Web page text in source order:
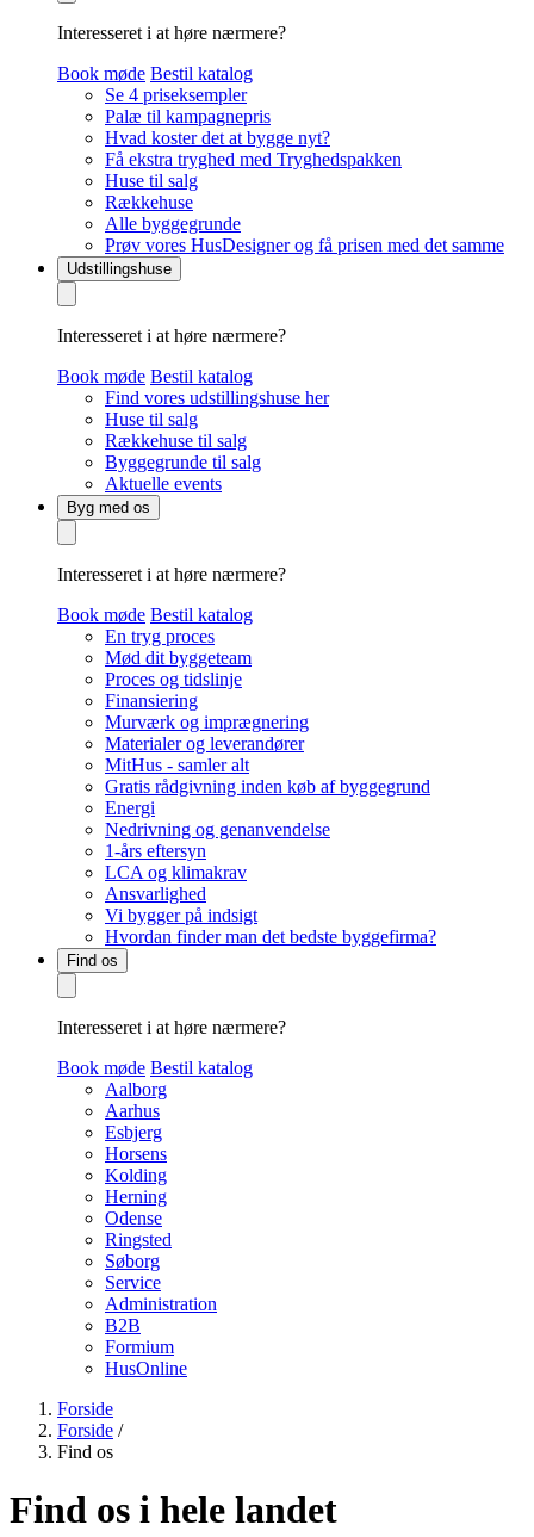
Interesseret i at høre nærmere?
Book møde Bestil katalog
Se 4 priseksempler
Palæ til kampagnepris
Hvad koster det at bygge nyt?
Få ekstra tryghed med Tryghedspakken
Huse til salg
Rækkehuse
Alle byggegrunde
Prøv vores HusDesigner og få prisen med det samme
Udstillingshuse
Interesseret i at høre nærmere?
Book møde Bestil katalog
Find vores udstillingshuse her
Huse til salg
Rækkehuse til salg
Byggegrunde til salg
Aktuelle events
Byg med os
Interesseret i at høre nærmere?
Book møde Bestil katalog
En tryg proces
Mød dit byggeteam
Proces og tidslinje
Finansiering
Murværk og imprægnering
Materialer og leverandører
MitHus - samler alt
Gratis rådgivning inden køb af byggegrund
Energi
Nedrivning og genanvendelse
1-års eftersyn
LCA og klimakrav
Ansvarlighed
Vi bygger på indsigt
Hvordan finder man det bedste byggefirma?
Find os
Interesseret i at høre nærmere?
Book møde Bestil katalog
Aalborg
Aarhus
Esbjerg
Horsens
Kolding
Herning
Odense
Ringsted
Søborg
Service
Administration
B2B
Formium
HusOnline
Forside
Forside /
Find os
Find os i hele landet